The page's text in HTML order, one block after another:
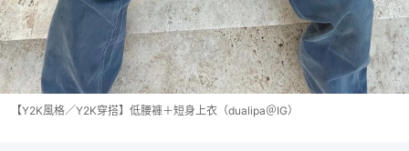
【Y2K風格／Y2K穿搭】低腰褲＋短身上衣（dualipa＠IG）